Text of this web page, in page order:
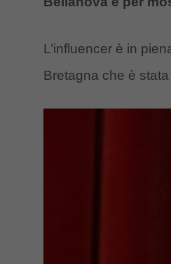
L’influencer è in
Bretagna che è